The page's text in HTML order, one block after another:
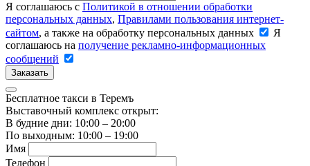
Я соглашаюсь с Политикой в отношении обработки
персональных данных, Правилами пользования интернет-
сайтом, а также на обработку персональных данных
Я
соглашаюсь на получение рекламно-информационных
сообщений
Заказать
Бесплатное такси в Теремъ
Выставочный комплекс открыт:
В будние дни: 10:00 – 20:00
По выходным: 10:00 – 19:00
Имя
Телефон